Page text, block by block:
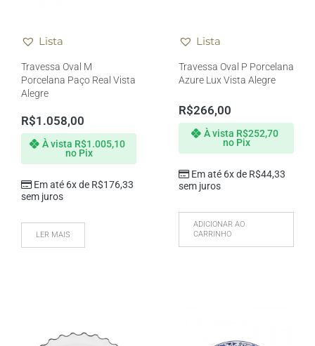
Lista
Travessa Oval M
Porcelana Paço Real Vista
Alegre
R$1.058,00
Em até 6x de R$176,33
sem juros
À vista R$1.005,10
no Pix
LER MAIS
Lista
Travessa Oval P Porcelana
Azure Lux Vista Alegre
R$266,00
Em até 6x de R$44,33
sem juros
À vista R$252,70
no Pix
ADICIONAR AO
CARRINHO